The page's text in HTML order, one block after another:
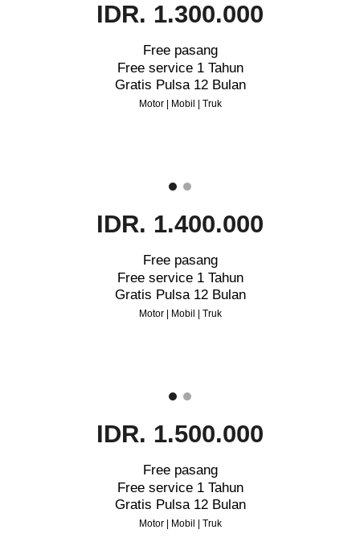
IDR. 1.300.000
Free pasang
Free service 1 Tahun
Gratis Pulsa 12 Bulan
Motor | Mobil | Truk
IDR. 1.400.000
Free pasang
Free service 1 Tahun
Gratis Pulsa 12 Bulan
Motor | Mobil | Truk
IDR. 1.500.000
Free pasang
Free service 1 Tahun
Gratis Pulsa 12 Bulan
Motor | Mobil | Truk